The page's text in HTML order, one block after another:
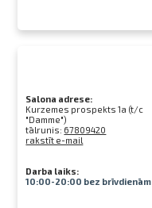
Salona adrese:
Kurzemes prospekts 1a (t/c
"Damme")
tālrunis: 67809420
rakstīt e-mail
Darba laiks:
10:00-20:00 bez brīvdienām